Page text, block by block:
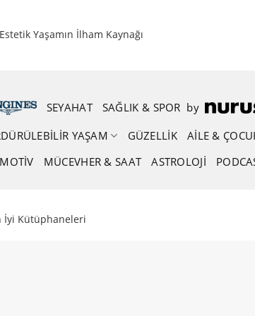
Estetik Yaşamın İlham Kaynağı
SEYAHAT SAĞLIK & SPOR by
YAŞAM GÜZELLIK AİLE &
MÜCEVHER & SAAT ASTROLOJI
İyi Kütüphaneleri